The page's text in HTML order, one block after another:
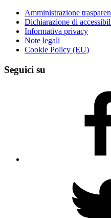
Amministrazione
Dichiarazione di
Informativa privacy
Note legali
Cookie Policy (EU)
Seguici su